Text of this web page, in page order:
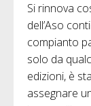
Si rinnova
dell’Aso
compianto
solo da
edizioni, è
assegnare